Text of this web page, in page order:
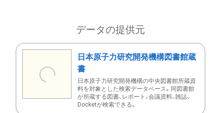
データの提供元
日本原子力研究開発機構図書館蔵
書
日本原子力研究開発機構の中央図書館所蔵資
料を対象とした検索データベース。同図書館
が所蔵する図書、レポート、会議資料、雑誌、
Docketが検索できる。